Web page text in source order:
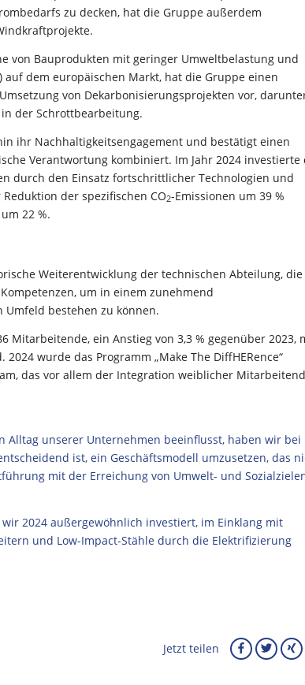
zu decken, hat die Gruppe außerdem
von Bauprodukten mit geringer Umweltbelastung und
auf dem europäischen Markt, hat die Gruppe einen
von Dekarbonisierungsprojekten vor,
der Schrottbearbeitung.
ihr Nachhaltigkeitsengagement und bestätigt einen
Verantwortung kombiniert. Im Jahr 2024 investierte
durch den Einsatz fortschrittlicher Technologien und
der spezifischen CO2-Emissionen um 39 %
22 %.
Weiterentwicklung der technischen Abteilung, die
um in einem zunehmend
bestehen zu können.
Mitarbeitende, ein Anstieg von 3,3 % gegenüber 2023,
wurde das Programm „Make The DiffHERence“
das vor allem der Integration weiblicher
Alltag unserer Unternehmen beeinflusst, haben wir bei
ist, ein Geschäftsmodell umzusetzen, das
mit der Erreichung von Umwelt- und
2024 außergewöhnlich investiert, im Einklang mit
und Low-Impact-Stähle durch die Elektrifizierung
Jetzt teilen